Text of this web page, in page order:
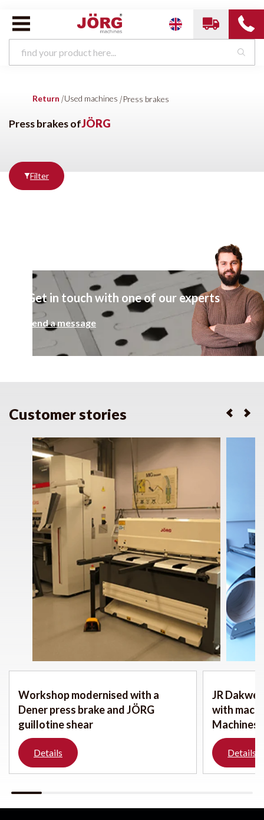
Press brakes Horizontal bending machines
Cutting machines
Press brakes
Bending roll machines
Return |Used machines | Press brakes
Press brakes ofJÖRG
Filter
Get in touch with one of our experts
Send a message
Customer stories
Workshop modernised with a
Dener press brake and JÖRG
guillotine shear
Details
JR
with
Machines
Details